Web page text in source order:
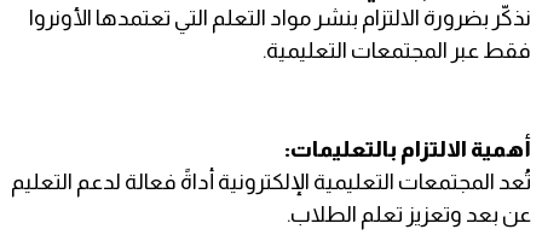
نذكّر بضرورة الالتزام بنشر مواد التعلم التي تعتمدها الأونروا
فقط عبر المجتمعات التعليمية.
أهمية الالتزام بالتعليمات:
تُعد المجتمعات التعليمية الإلكترونية أداةً فعالة لدعم التعليم
عن بعد وتعزيز تعلم الطلاب.